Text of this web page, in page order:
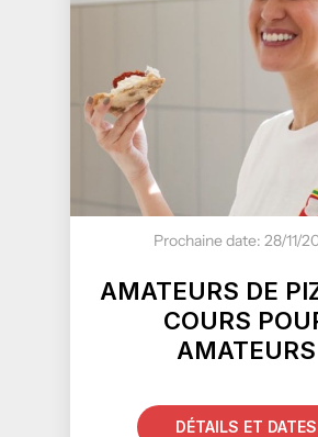
Prochaine date: 28/11/
AMATEURS DE
COURS
AMATEURS
DÉTAILS ET DATES